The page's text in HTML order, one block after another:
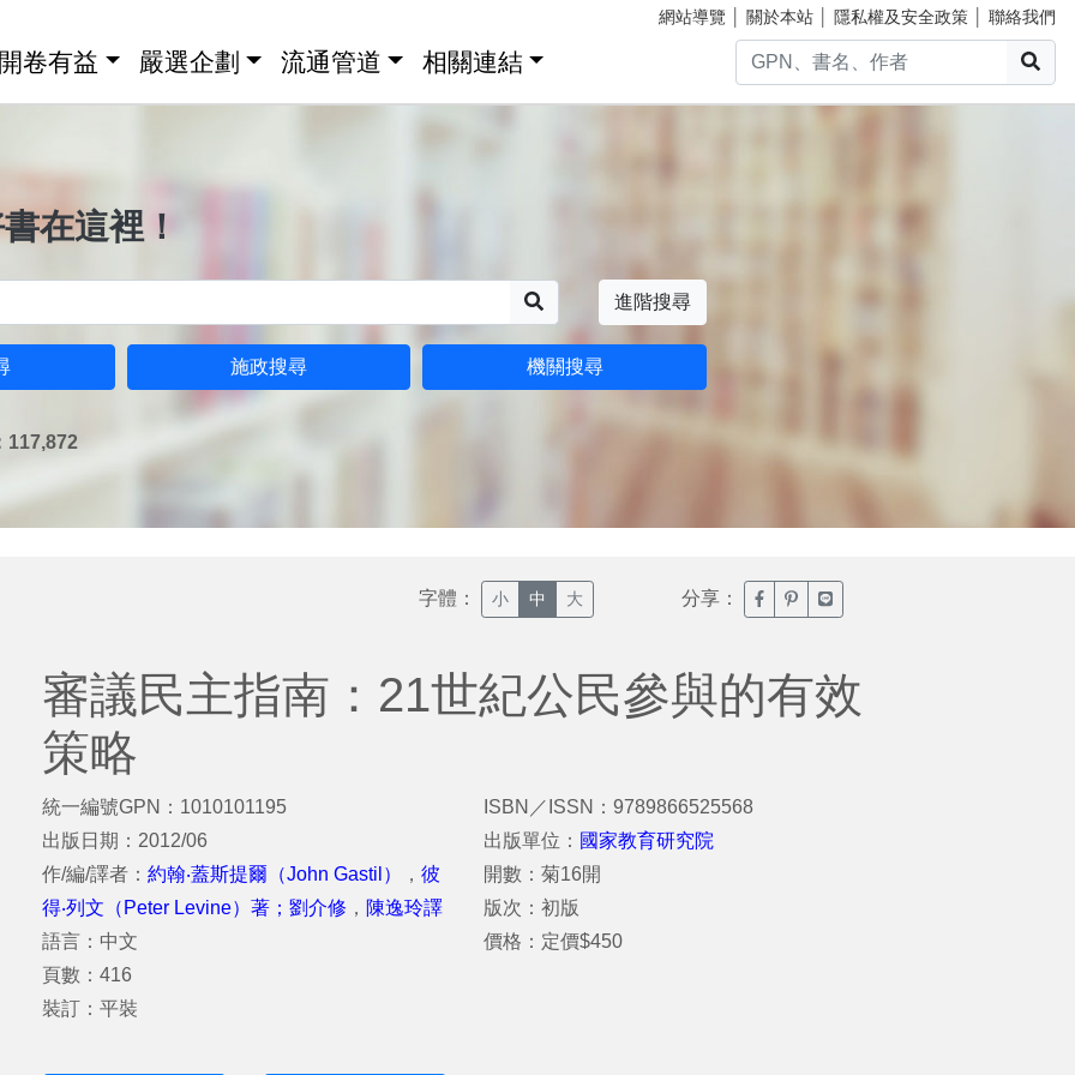
網站導覽 關於本站 隱私權及安全政策 聯絡我們
卷有益 嚴選企劃 流通管道 相關連結
在這裡！
進階搜尋
施政搜尋 機關搜尋
117,872
字體： 小 中 大 分享： 臉書分享(另開新視窗)
噗浪分享(另開新視窗)
Line分享(另開新視窗)
審議民主指南：21世紀公民參與的有效
策略
統一編號GPN：1010101195
出版日期：2012/06
作/編/譯者： 約翰‧蓋斯提爾（John Gastil） ， 彼
得‧列文（Peter Levine）著；劉介修 ， 陳逸玲譯
語言：中文
頁數：416
裝訂：平裝
ISBN／ISSN：9789866525568
出版單位： 國家教育研究院
開數：菊16開
版次：初版
價格：定價$450